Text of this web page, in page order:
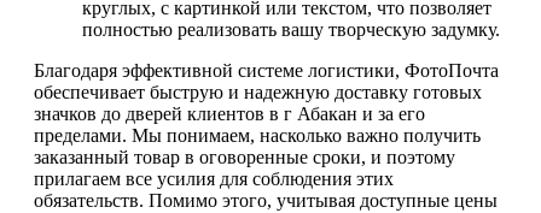
круглых, с картинкой или текстом, что позволяет
полностью реализовать вашу творческую задумку.
Благодаря эффективной системе логистики, ФотоПочта
обеспечивает быструю и надежную доставку готовых
значков до дверей клиентов в г Абакан и за его
пределами. Мы понимаем, насколько важно получить
заказанный товар в оговоренные сроки, и поэтому
прилагаем все усилия для соблюдения этих
обязательств. Помимо этого, учитывая доступные цены